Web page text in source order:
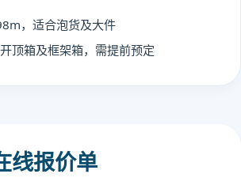
，适合泡货及大件
顶箱及框架箱，需提前预定
线报价单